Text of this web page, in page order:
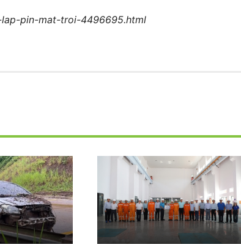
pin-mat-troi-4496695.html